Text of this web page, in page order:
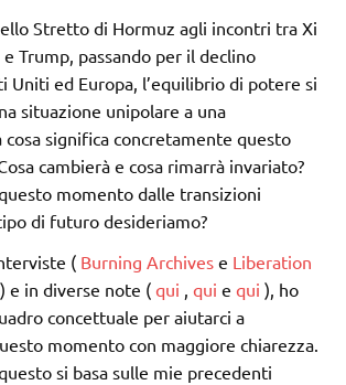
Stretto di Hormuz agli incontri tra Xi
Trump, passando per il declino
Uniti ed Europa, l’equilibrio di potere si
situazione unipolare a una
significa concretamente questo
cambierà e cosa rimarrà invariato?
momento dalle transizioni
di futuro desideriamo?
( Burning Archives e Liberation
) e in diverse note ( qui , qui e qui ), ho
concettuale per aiutarci a
momento con maggiore chiarezza.
si basa sulle mie precedenti